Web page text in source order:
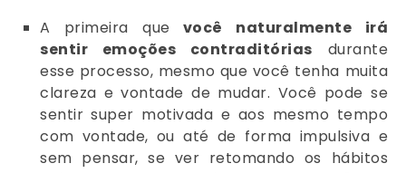
A primeira que você naturalmente irá
sentir emoções contraditórias durante
esse processo, mesmo que você tenha muita
clareza e vontade de mudar. Você pode se
sentir super motivada e aos mesmo tempo
com vontade, ou até de forma impulsiva e
sem pensar, se ver retomando os hábitos